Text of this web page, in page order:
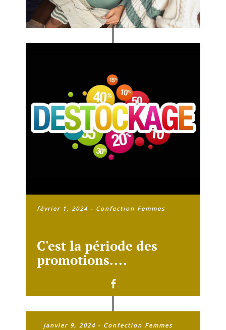
février 1, 2024 - Confection Femmes
C'est la période des
promotions....
janvier 9, 2024- Confection Femmes